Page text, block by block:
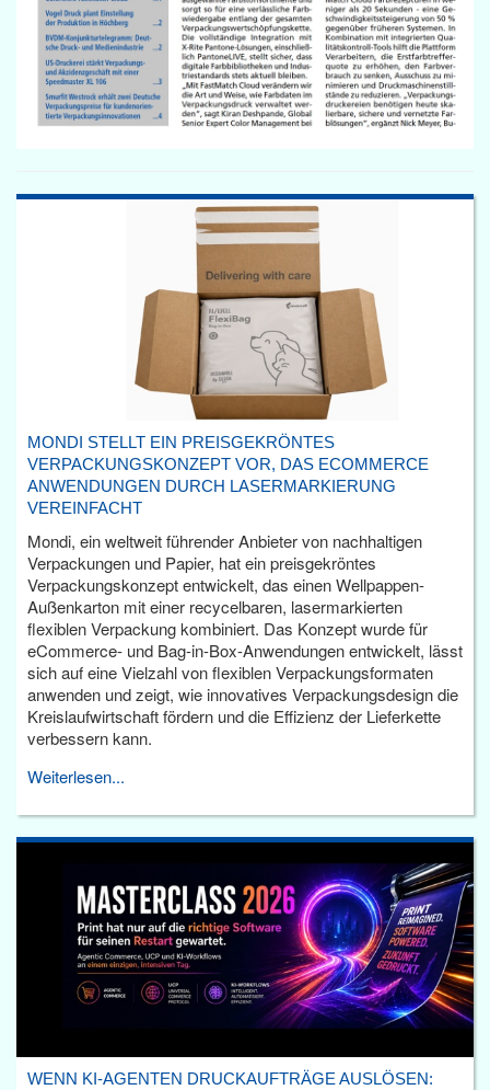
MONDI STELLT EIN PREISGEKRÖNTES
VERPACKUNGSKONZEPT VOR, DAS ECOMMERCE
ANWENDUNGEN DURCH LASERMARKIERUNG
VEREINFACHT
Mondi, ein weltweit führender Anbieter von nachhaltigen
Verpackungen und Papier, hat ein preisgekröntes
Verpackungskonzept entwickelt, das einen Wellpappen-
Außenkarton mit einer recycelbaren, lasermarkierten
flexiblen Verpackung kombiniert. Das Konzept wurde für
eCommerce- und Bag-in-Box-Anwendungen entwickelt, lässt
sich auf eine Vielzahl von flexiblen Verpackungsformaten
anwenden und zeigt, wie innovatives Verpackungsdesign die
Kreislaufwirtschaft fördern und die Effizienz der Lieferkette
verbessern kann.
Weiterlesen...
WENN KI-AGENTEN DRUCKAUFTRÄGE AUSLÖSEN: